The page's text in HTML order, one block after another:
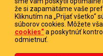
Poučenie o
PAPYRUS
že si zapamätáme vaše
Kliknutím na „Prijať všetko“
súborov cookies. Môžete
cookies“a poskytnúť
odmietnuť.